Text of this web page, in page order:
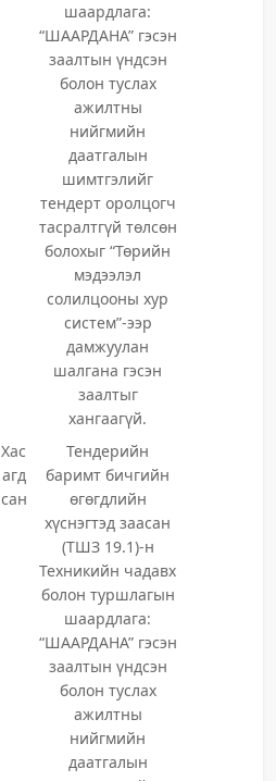
шаардлага:
“ШААРДАНА” гэсэн
заалтын үндсэн
болон туслах
ажилтны
нийгмийн
даатгалын
шимтгэлийг
тендерт оролцогч
тасралтгүй төлсөн
болохыг “Төрийн
мэдээлэл
солилцооны хур
систем”-ээр
дамжуулан
шалгана гэсэн
заалтыг
хангаагүй.
Хас
агд
сан
Тендерийн
баримт бичгийн
өгөгдлийн
хүснэгтэд заасан
(ТШЗ 19.1)-н
Техникийн чадавх
болон туршлагын
шаардлага:
“ШААРДАНА” гэсэн
заалтын үндсэн
болон туслах
ажилтны
нийгмийн
даатгалын